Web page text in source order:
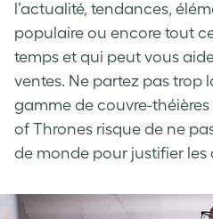
l’actualité, tendances,
populaire ou encore tout
temps et qui peut vous
ventes. Ne partez pas trop
gamme de couvre-
of Thrones risque de ne
de monde pour justifier